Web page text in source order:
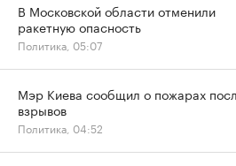
В Московской области отменили
ракетную опасность
Политика, 05:07
Мэр Киева сообщил о пожарах
взрывов
Политика, 04:52